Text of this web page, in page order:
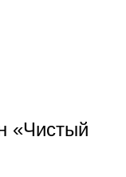
«Чистый